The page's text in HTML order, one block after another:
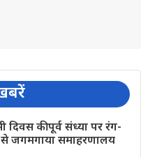
दिवस की पूर्व संध्या पर रंग-
से जगमगाया समाहरणालय